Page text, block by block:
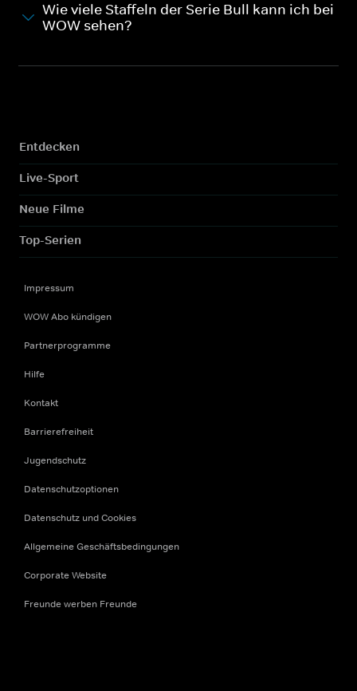
Wie viele Staffeln der Serie Bull kann ich bei
WOW sehen?
Entdecken
Live-Sport
Neue Filme
Top-Serien
Impressum
WOW Abo kündigen
Partnerprogramme
Hilfe
Kontakt
Barrierefreiheit
Jugendschutz
Datenschutzoptionen
Datenschutz und Cookies
Allgemeine Geschäftsbedingungen
Corporate Website
Freunde werben Freunde